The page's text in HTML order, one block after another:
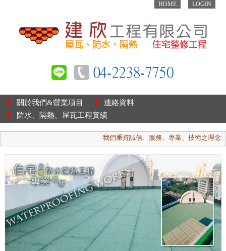
HOME LOGIN
關於我們&營業項目
連絡資料
防水、隔熱、屋瓦工程實績
我們秉持誠信、服務、專業、技術之理念